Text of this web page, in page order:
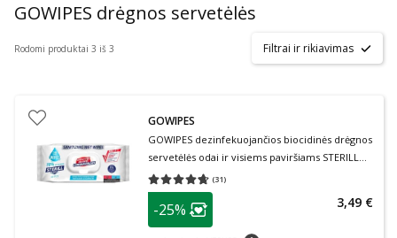
GOWIPES drėgnos servetėlės
Rodomi produktai 3 iš 3 Filtrai ir rikiavimas
GOWIPES
GOWIPES dezinfekuojančios biocidinės drėgnos
servetėlės odai ir visiems paviršiams STERILL
BIO, 1 vnt., 50 vnt.
(31)
Vidutinis įvertinimas 4.65
patarimas
Lojalumo klubo narių nuolaida
-25% 3,49 €